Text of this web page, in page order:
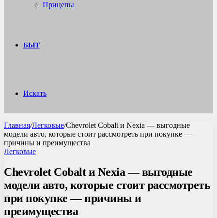
Прицепы
БЫТ
Искать
Главная/Легковые/Chevrolet Cobalt и Nexia — выгодные
модели авто, которые стоит рассмотреть при покупке —
причины и преимущества
Легковые
Chevrolet Cobalt и Nexia — выгодные
модели авто, которые стоит рассмотреть
при покупке — причины и
преимущества